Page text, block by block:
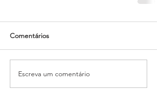
Comentários
Escreva um comentário